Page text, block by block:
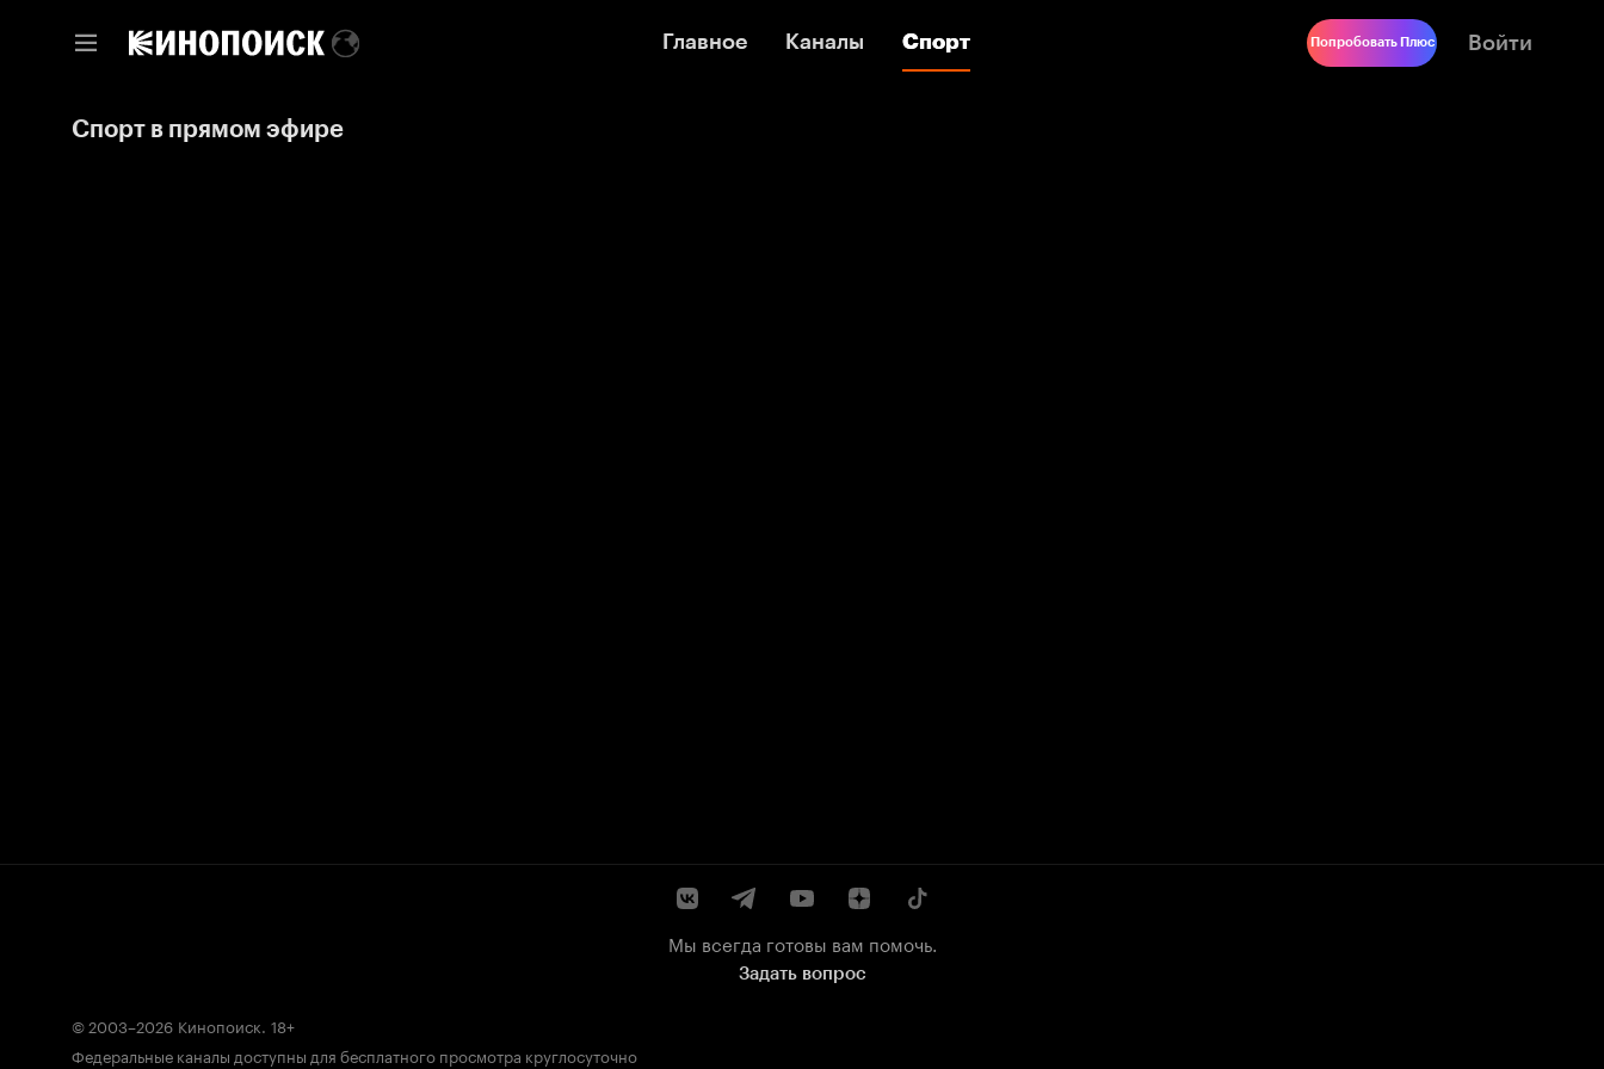
Главное Каналы Спорт
Главное Каналы Спорт Попробовать Плюс Войти
Спорт в прямом эфире
Мы всегда готовы вам помочь.
Задать вопрос
© 2003–2026 Кинопоиск. 18+
Федеральные каналы доступны для бесплатного просмотра круглосуточно